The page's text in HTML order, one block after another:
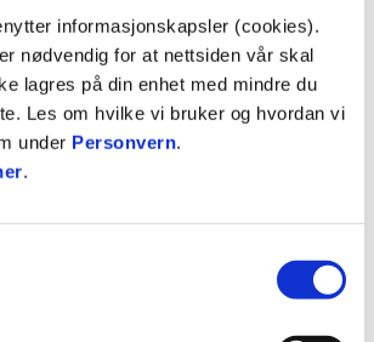
informasjonskapsler (cookies).
nødvendig for at nettsiden vår skal
lagres på din enhet med mindre du
Les om hvilke vi bruker og hvordan vi
under Personvern.
.